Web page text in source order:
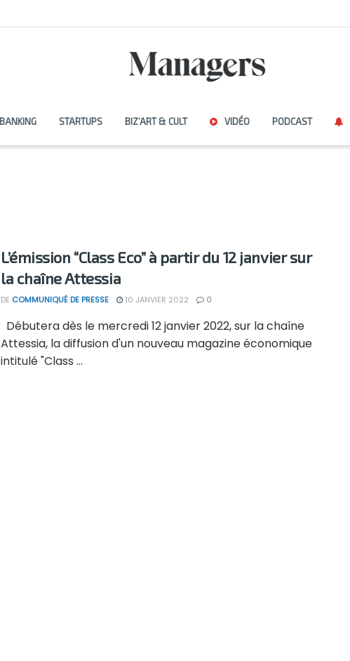
BANKING STARTUPS BIZ’ART & CULT VIDÉO PODCAST
L’émission “Class Eco” à partir du 12 janvier sur
la chaîne Attessia
DE COMMUNIQUÉ DE PRESSE 10 JANVIER 2022 0
Débutera dès le mercredi 12 janvier 2022, sur la chaîne
Attessia, la diffusion d'un nouveau magazine économique
intitulé "Class ...